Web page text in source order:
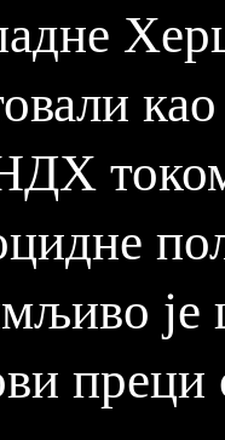
током
преци